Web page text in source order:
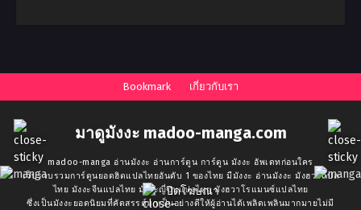
Bookmark เกี่ยวกับเรา
มาดูมังงะ madoo-manga.com
madoo-manga อ่านมังงะ อ่านการ์ตูน การ์ตูน มังงะ อัพเดทก่อนใคร
เว็บรวบรวมการ์ตูนยอดฮิตแปลไทยอันดับ 1 ของไทย มีมังงะ อ่านมังงะ มังฮวาแปล
ไทย มังงะจีนแปลไทย มังงะญี่ปุ่นแปลไทย มังฮวาโรแมนซ์แปลไทย
ซึ่งเป็นมังงะยอดนิยมที่คัดสรรค์มาเป็นอย่างดีให้ผู้อ่านได้เพลิดเพลินมากมายไม่มี
ปิดโฆษณา